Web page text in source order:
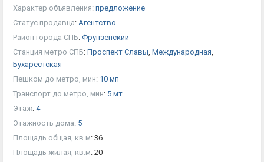
Характер объявления: предложение
Статус продавца: Агентство
Район города СПБ: Фрунзенский
Станция метро СПБ: Проспект Славы, Международная,
Бухарестская
Пешком до метро, мин: 10 мп
Транспорт до метро, мин: 5 мт
Этаж: 4
Этажность дома: 5
Площадь общая, кв.м: 36
Площадь жилая, кв.м: 20